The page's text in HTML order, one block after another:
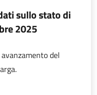
sullo stato di
2025
del